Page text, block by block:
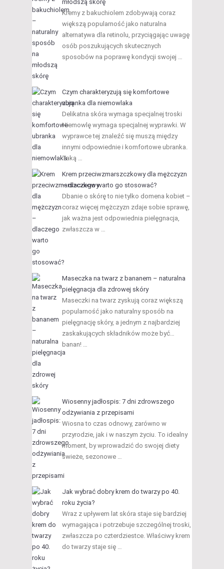
młodszą skórę
Kremy z bakuchiolem zdobywają coraz
większą popularność jako naturalna
alternatywa dla retinolu, przyciągając uwagę
osób poszukujących skutecznych
sposobów na poprawę kondycji swojej …
Czym charakteryzują się komfortowe
ubranka dla niemowlaka
Delikatna skóra wymaga specjalnej troski
Niemowlę wymaga specjalnej wyprawki. W
wyprawce tej znaleźć się muszą między
innymi odpowiednie i komfortowe ubranka.
Taką …
Krem przeciwzmarszczkowy dla mężczyzn
– dlaczego warto go stosować?
Dbanie o skórę to nie tylko domena kobiet –
coraz więcej mężczyzn zdaje sobie sprawę,
jak ważna jest odpowiednia pielęgnacja,
zwłaszcza w …
Maseczka na twarz z bananem – naturalna
pielęgnacja dla zdrowej skóry
Maseczki na twarz zyskują coraz większą
popularność jako naturalny sposób na
pielęgnację skóry, a jednym z najbardziej
zaskakujących składników może być…
banan! …
Wiosenny jadłospis: 7 dni zdrowszego
odżywiania z przepisami
Wiosna to czas odnowy, zarówno w
przyrodzie, jak i w naszym życiu. To idealny
moment, by wprowadzić do swojej diety
świeże, sezonowe …
Jak wybrać dobry krem do twarzy po 40.
roku życia?
Wraz z upływem lat skóra staje się bardziej
wymagająca i potrzebuje szczególnej troski,
zwłaszcza po czterdziestce. Właściwy krem
do twarzy staje się …